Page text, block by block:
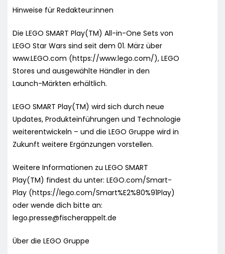
Hinweise für Redakteur:innen
Die LEGO SMART Play(TM) All-in-One Sets von
LEGO Star Wars sind seit dem 01. März über
www.LEGO.com (https://www.lego.com/), LEGO
Stores und ausgewählte Händler in den
Launch-Märkten erhältlich.
LEGO SMART Play(TM) wird sich durch neue
Updates, Produkteinführungen und Technologie
weiterentwickeln – und die LEGO Gruppe wird in
Zukunft weitere Ergänzungen vorstellen.
Weitere Informationen zu LEGO SMART
Play(TM) findest du unter: LEGO.com/Smart-
Play (https://lego.com/Smart%E2%80%91Play)
oder wende dich bitte an:
lego.presse@fischerappelt.de
Über die LEGO Gruppe